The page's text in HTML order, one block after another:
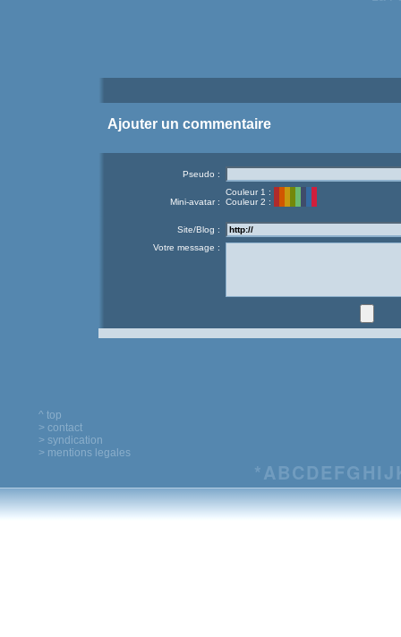
Ajouter un commentaire
Pseudo :
Mini-avatar :
Couleur 1 :
Couleur 2 :
Site/Blog :
Votre message :
^ top
> contact
> syndication
> mentions legales
*ABCDEFG HIJ